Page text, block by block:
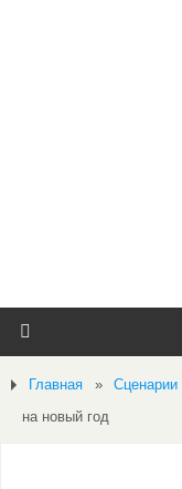
Главная » Сценарии
на новый год